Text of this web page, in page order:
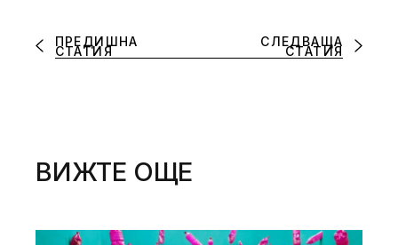
ПРЕДИШНА
СТАТИЯ
СЛЕДВАЩА
СТАТИЯ
ВИЖТЕ ОЩЕ